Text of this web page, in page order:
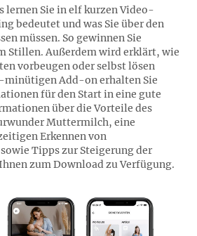
Sie in elf kurzen Video-
bedeutet und was Sie über den
müssen. So gewinnen Sie
Stillen. Außerdem wird erklärt, wie
vorbeugen oder selbst lösen
minütigen Add-on erhalten Sie
für den Start in eine gute
über die Vorteile des
Muttermilch, eine
Erkennen von
Tipps zur Steigerung der
zum Download zu Verfügung.